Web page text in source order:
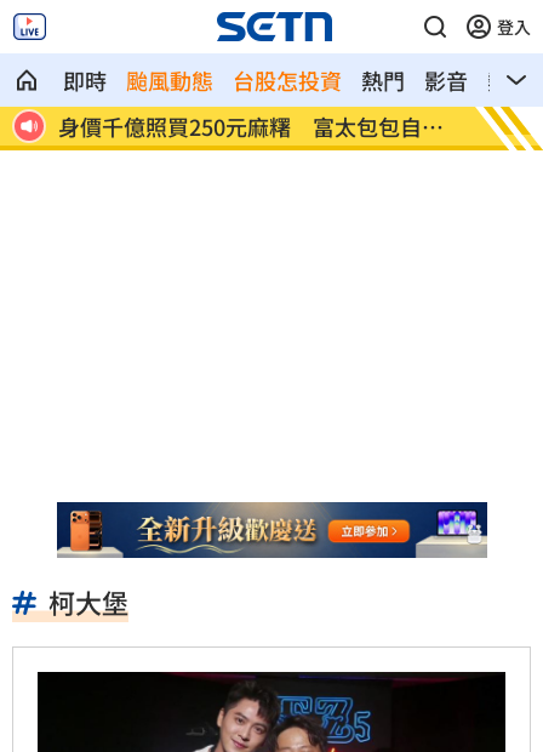
登入
即時 颱風動態 台股怎投資 熱門 影音
熱搜
獨／河北彩花快閃文博會！狂掃潮玩曝驚
喜
小吃
柯大堡